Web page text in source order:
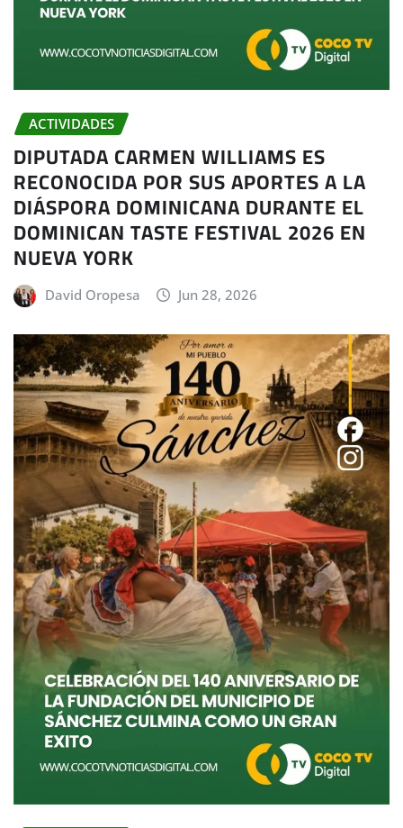
ACTIVIDADES
DIPUTADA CARMEN WILLIAMS ES
RECONOCIDA POR SUS APORTES A LA
DIÁSPORA DOMINICANA DURANTE EL
DOMINICAN TASTE FESTIVAL 2026 EN
NUEVA YORK
David Oropesa Jun 28, 2026